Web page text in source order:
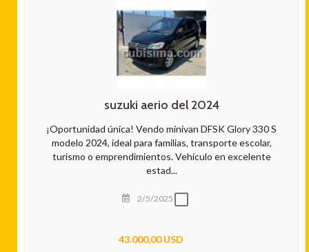
suzuki aerio del 2024
¡Oportunidad única! Vendo minivan DFSK Glory 330 S
modelo 2024, ideal para familias, transporte escolar,
turismo o emprendimientos. Vehículo en excelente
estad...
2/5/2025
43.000,00 USD